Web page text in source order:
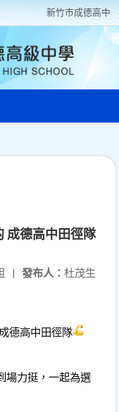
新竹巿成德高中
成德高中田徑隊
發布人： 杜茂生
|
成德高中田徑隊
場力挺，一起為選